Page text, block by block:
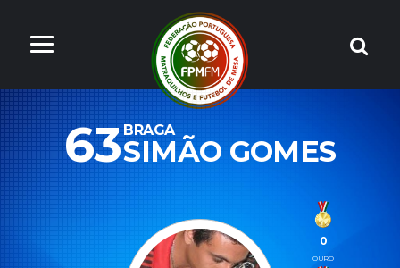
63 BRAGA
SIMÃO GOMES
0
OURO